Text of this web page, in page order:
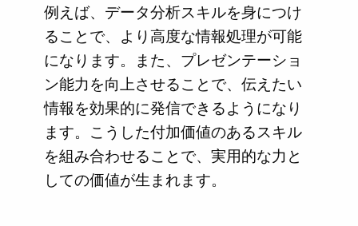
例えば、データ分析スキルを身につけ
ることで、より高度な情報処理が可能
になります。また、プレゼンテーショ
ン能力を向上させることで、伝えたい
情報を効果的に発信できるようになり
ます。こうした付加価値のあるスキル
を組み合わせることで、実用的な力と
しての価値が生まれます。